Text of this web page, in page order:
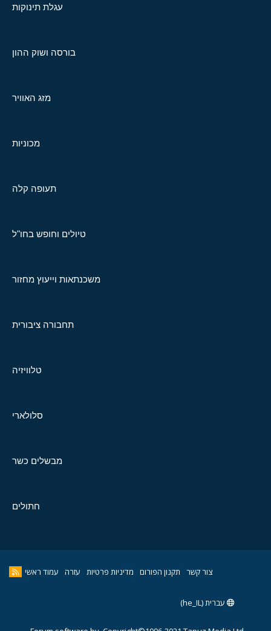
עגלת תינוקות
בורסה ושוק ההון
מזג האוויר
מכוניות
תעופה קלה
טיולים וחופש בחו"ל
משכנתאות וייעוץ מחזור
תחבורה ציבורית
טלוויזיה
סלולארי
מבשלים כשר
חתולים
צור קשר תקנון הפורום מדיניות פרטיות עזרה עמוד ראשי
עברית (he_IL)